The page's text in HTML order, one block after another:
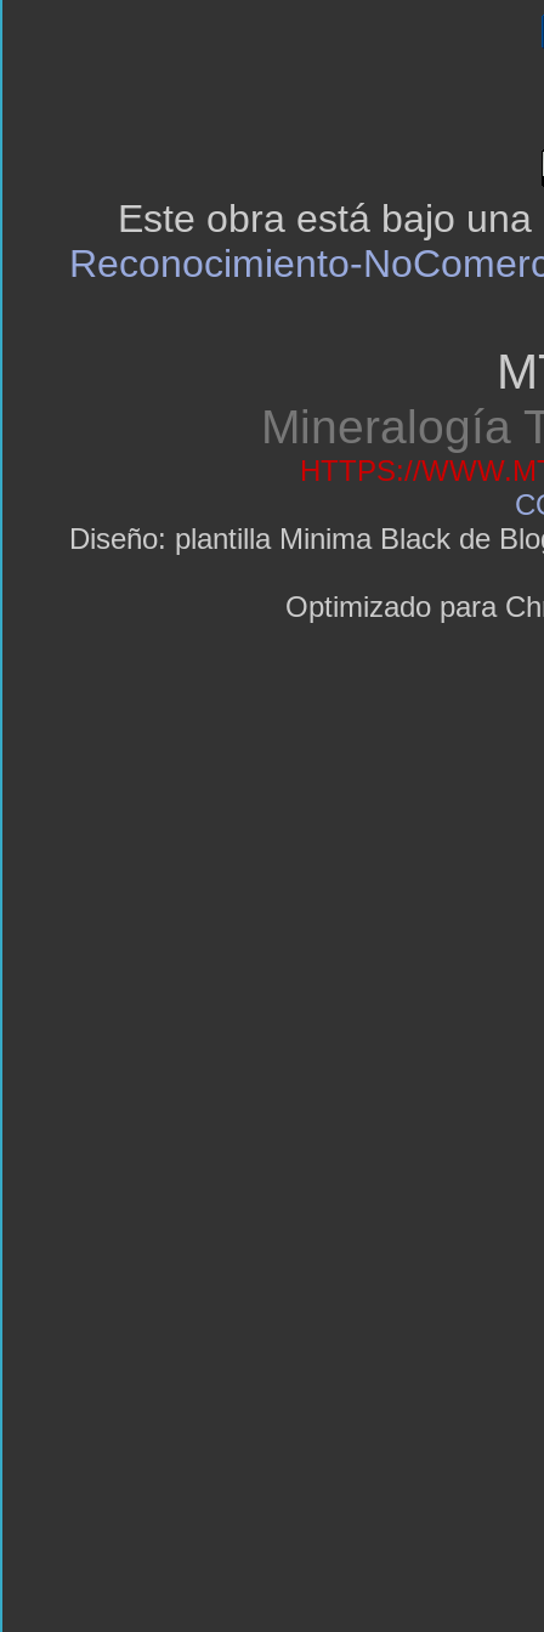
Este obra está bajo una
Reconocimiento-
Mineralogía
HTTPS://
Diseño: plantilla Minima Black de
Optimizado para